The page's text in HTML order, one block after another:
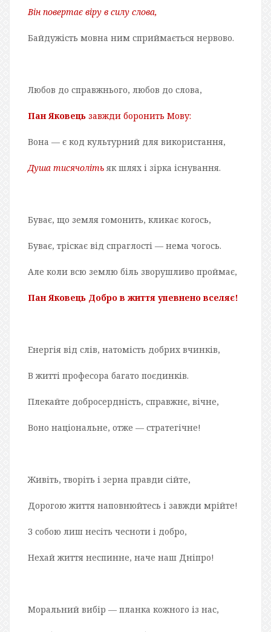
Він повертає віру в силу слова,
Байдужість мовна ним сприймається нервово.
Любов до справжнього, любов до слова,
Пан Яковець завжди боронить Мову:
Вона — є код культурний для використання,
Душа тисячоліть як шлях і зірка існування.
Буває, що земля гомонить, кликає когось,
Буває, тріскає від спраглості — нема чогось.
Але коли всю землю біль зворушливо проймає,
Пан Яковець Добро в життя упевнено вселяє!
Енергія від слів, натомість добрих вчинків,
В житті професора багато поєдинків.
Плекайте добросердність, справжнє, вічне,
Воно національне, отже — стратегічне!
Живіть, творіть і зерна правди сійте,
Дорогою життя наповнюйтесь і завжди мрійте!
З собою лиш несіть чесноти і добро,
Нехай життя неспинне, наче наш Дніпро!
Моральний вибір — планка кожного із нас,